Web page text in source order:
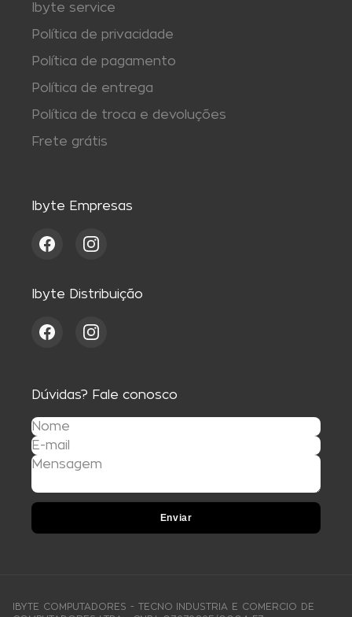
Ibyte service
Política de privacidade
Política de pagamento
Política de entrega
Política de troca e devoluções
Frete grátis
Ibyte Empresas
Ibyte Distribuição
Dúvidas? Fale conosco
Enviar
IBYTE COMPUTADORES - TECNO INDUSTRIA E COMERCIO DE